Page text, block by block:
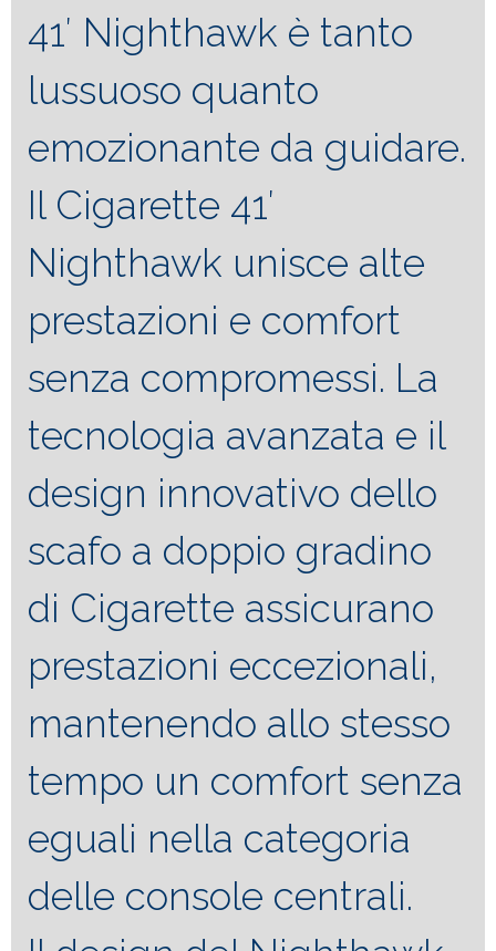
41′ Nighthawk è tanto
lussuoso quanto
emozionante da guidare.
Il Cigarette 41′
Nighthawk unisce alte
prestazioni e comfort
senza compromessi. La
tecnologia avanzata e il
design innovativo dello
scafo a doppio gradino
di Cigarette assicurano
prestazioni eccezionali,
mantenendo allo stesso
tempo un comfort senza
eguali nella categoria
delle console centrali.